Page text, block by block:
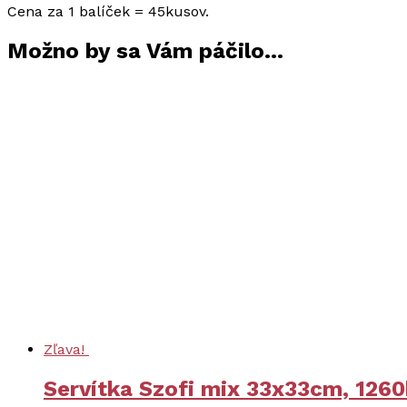
Cena za 1 balíček = 45kusov.
Možno by sa Vám páčilo…
Zľava!
Servítka Szofi mix 33x33cm,